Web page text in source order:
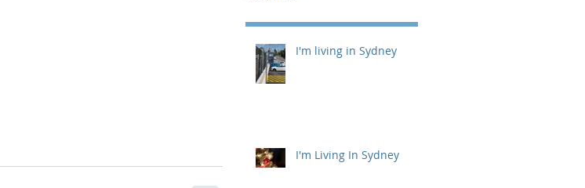
I'm living in Sydney
I'm Living In Sydney